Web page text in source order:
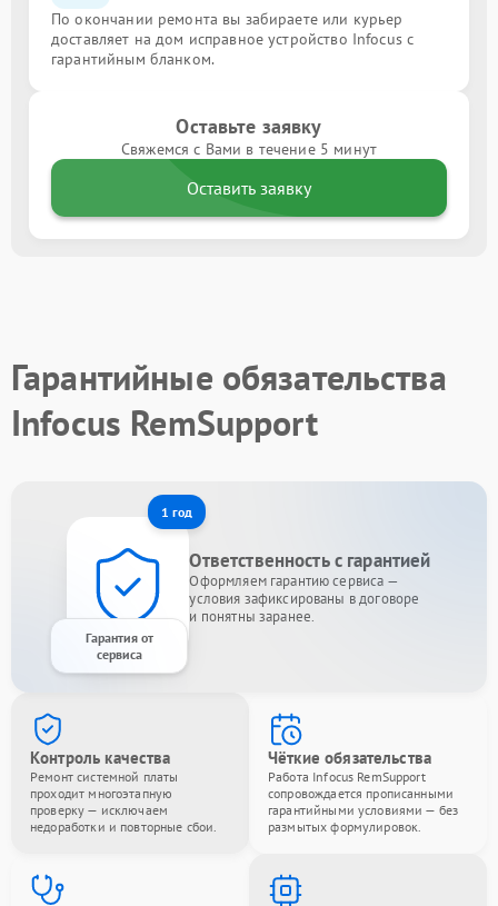
По окончании ремонта вы забираете или курьер
доставляет на дом исправное устройство Infocus с
гарантийным бланком.
Оставьте заявку
Свяжемся с Вами в течение 5 минут
Оставить заявку
Гарантийные обязательства
Infocus RemSupport
1 год
Гарантия от
сервиса
Ответственность с гарантией
Оформляем гарантию сервиса —
условия зафиксированы в договоре
и понятны заранее.
Контроль качества
Ремонт системной платы
проходит многоэтапную
проверку — исключаем
недоработки и повторные сбои.
Чёткие обязательства
Работа Infocus RemSupport
сопровождается прописанными
гарантийными условиями — без
размытых формулировок.